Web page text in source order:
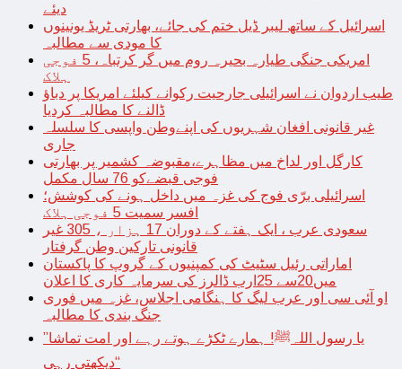
دیئے
اسرائیل کے ساتھ لیبر ڈیل ختم کی جائے، بھارتی ٹریڈ یونینوں
کا مودی سے مطالبہ
امریکی جنگی طیارہ بحیرہ روم میں گر کرتباہ، 5 فوجی
ہلاک
طیب اردوان نے اسرائیلی جارحیت رکوانے کیلئے امریکا پر دباؤ
ڈالنے کا مطالبہ کردیا
غیر قانونی افغان شہریوں کی اپنےوطن واپسی کا سلسلہ
جاری
کارگل اور لداخ میں مظاہرے،مقبوضہ کشمیر پر بھارتی
فوجی قبضےکو 76 سال مکمل
اسرائیلی برّی فوج کی غزہ میں داخل ہونے کی کوشش؛
افسر سمیت 5 فوجی ہلاک
سعودی عرب ، ایک ہفتے کے دوران 17 ہزار ، 305 غیر
قانونی تارکین وطن گرفتار
اماراتی رئیل سٹیٹ کی کمپنیوں کے گروپ کا پاکستان
میں20سے 25ارب ڈالرز کی سرمایہ کاری کا اعلان
او آئی سی اور عرب لیگ کا ہنگامی اجلاس، غزہ میں فوری
جنگ بندی کا مطالبہ
’’یا رسول اللہﷺ! ہمارے ٹکڑے ہوتے رہے اور امت تماشا
دیکھتی رہی‘‘